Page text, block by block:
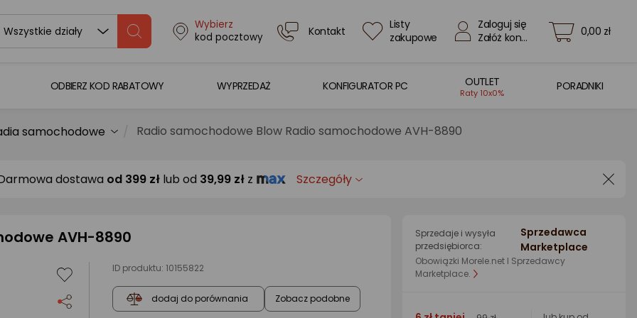
Wszystkie działy
Wybierz
kod pocztowy
Kontakt
Listy
zakupowe
Zaloguj się
Załóż konto
0,00 zł
ODBIERZ KOD RABATOWY WYPRZEDAŻ KONFIGURATOR PC OUTLET
Raty 10x0%
PORADNIKI
samochodowe Radio samochodowe Blow Radio samochodowe AVH-8890
dostawa od 399 zł lub od 39,99 zł z Szczegóły
AVH-8890
ID produktu: 10155822
dodaj do porównania Zobacz podobne
Sprzedaje i wysyła
przedsiębiorca:
Sprzedawca
Marketplace
Obowiązki Morele.net I Sprzedawcy
Marketplace.